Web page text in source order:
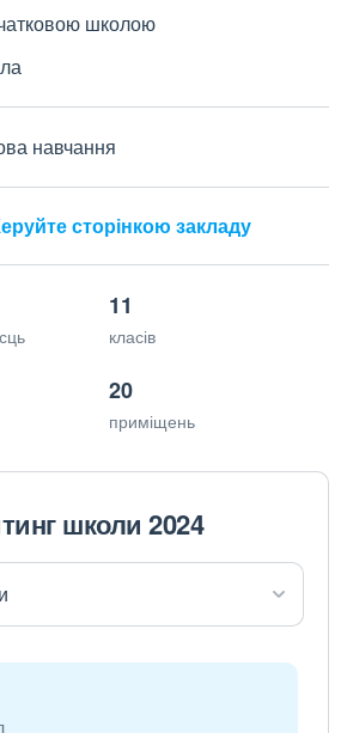
школою
навчання
сторінкою закладу
11
класів
20
приміщень
школи 2024